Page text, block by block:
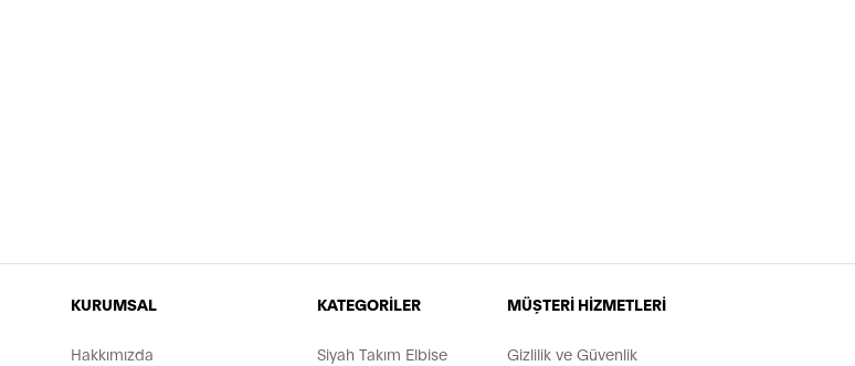
KURUMSAL
Hakkımızda
KATEGORİLER
Siyah Takım Elbise
MÜŞTERİ HİZMETLERİ
Gizlilik ve Güvenlik